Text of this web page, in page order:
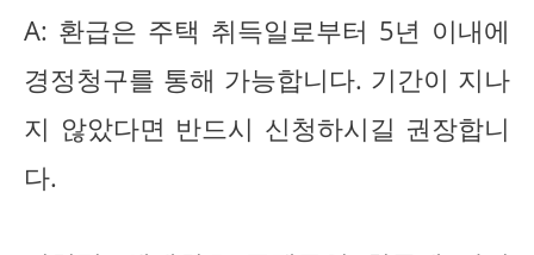
A: 환급은 주택 취득일로부터 5년 이내에
경정청구를 통해 가능합니다. 기간이 지나
지 않았다면 반드시 신청하시길 권장합니
다.